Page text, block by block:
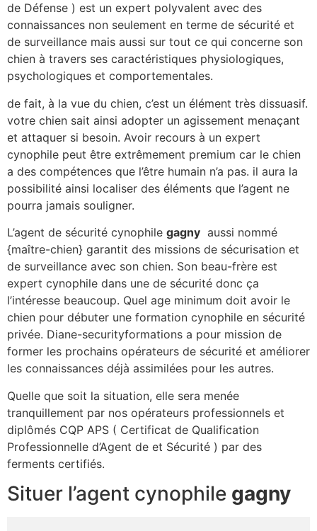
de Défense ) est un expert polyvalent avec des
connaissances non seulement en terme de sécurité et
de surveillance mais aussi sur tout ce qui concerne son
chien à travers ses caractéristiques physiologiques,
psychologiques et comportementales.
de fait, à la vue du chien, c’est un élément très dissuasif.
votre chien sait ainsi adopter un agissement menaçant
et attaquer si besoin. Avoir recours à un expert
cynophile peut être extrêmement premium car le chien
a des compétences que l’être humain n’a pas. il aura la
possibilité ainsi localiser des éléments que l’agent ne
pourra jamais souligner.
L’agent de sécurité cynophile gagny aussi nommé
{maître-chien} garantit des missions de sécurisation et
de surveillance avec son chien. Son beau-frère est
expert cynophile dans une de sécurité donc ça
l’intéresse beaucoup. Quel age minimum doit avoir le
chien pour débuter une formation cynophile en sécurité
privée. Diane-securityformations a pour mission de
former les prochains opérateurs de sécurité et améliorer
les connaissances déjà assimilées pour les autres.
Quelle que soit la situation, elle sera menée
tranquillement par nos opérateurs professionnels et
diplômés CQP APS ( Certificat de Qualification
Professionnelle d’Agent de et Sécurité ) par des
ferments certifiés.
Situer l’agent cynophile gagny